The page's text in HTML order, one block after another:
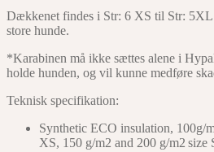
Dækkenet findes i Str: 6 XS til Str: 5XL
store hunde.
*Karabinen må ikke sættes alene i
holde hunden, og vil kunne medføre
Teknisk specifikation:
Synthetic ECO insulation, 100g/
XS, 150 g/m2 and 200 g/m2 size